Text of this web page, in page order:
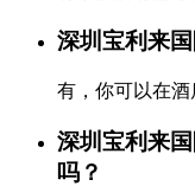
深圳宝利来
有，你可以在酒
深圳宝利来
吗？